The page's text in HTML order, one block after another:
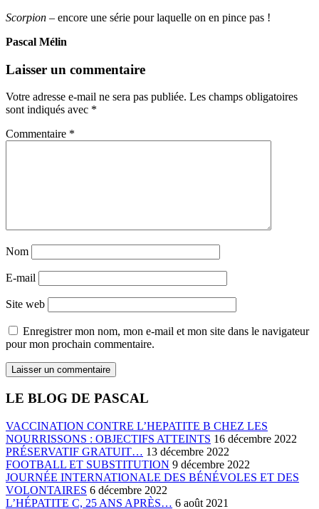
Scorpion – encore une série pour laquelle on en pince pas !
Pascal Mélin
Laisser un commentaire
Votre adresse e-mail ne sera pas publiée. Les champs obligatoires
sont indiqués avec *
Commentaire *
Nom
E-mail
Site web
Enregistrer mon nom, mon e-mail et mon site dans le navigateur
pour mon prochain commentaire.
LE BLOG DE PASCAL
VACCINATION CONTRE L’HEPATITE B CHEZ LES
NOURRISSONS : OBJECTIFS ATTEINTS 16 décembre 2022
PRÉSERVATIF GRATUIT… 13 décembre 2022
FOOTBALL ET SUBSTITUTION 9 décembre 2022
JOURNÉE INTERNATIONALE DES BÉNÉVOLES ET DES
VOLONTAIRES 6 décembre 2022
L’HÉPATITE C, 25 ANS APRÈS… 6 août 2021